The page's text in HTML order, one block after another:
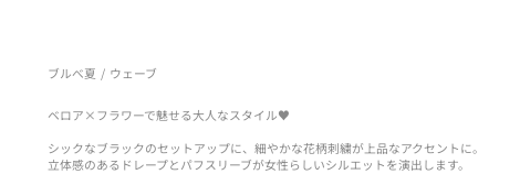
ブルべ夏 / ウェーブ
ベロア×フラワーで魅せる大人なスタイル♥
シックなブラックのセットアップに、細やかな花柄刺繍が上品なアクセントに。
立体感のあるドレープとパフスリーブが女性らしいシルエットを演出します。